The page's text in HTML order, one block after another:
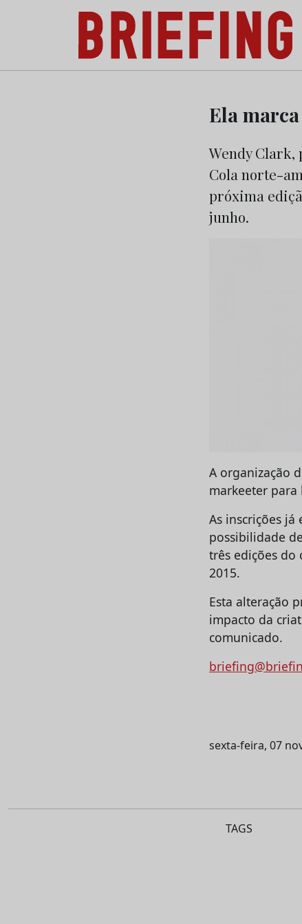
Briefing: Todas as notícias sobre os
Ela
Wendy
Cola norte-
próxima
junho.
A organização
markeeter
As inscrições já
possibilidade
três edições do
2015.
Esta alteração
impacto da
comunicado.
sexta-feira, 07
TAGS